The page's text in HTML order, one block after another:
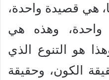
هي قصيدة واحدة،
واحدة، وهذه هي
هو التنوع الذي
الكون، وحقيقة